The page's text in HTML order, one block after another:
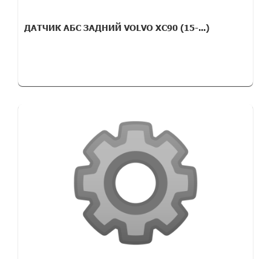
ДАТЧИК АБС ЗАДНИЙ VOLVO XC90 (15-...)